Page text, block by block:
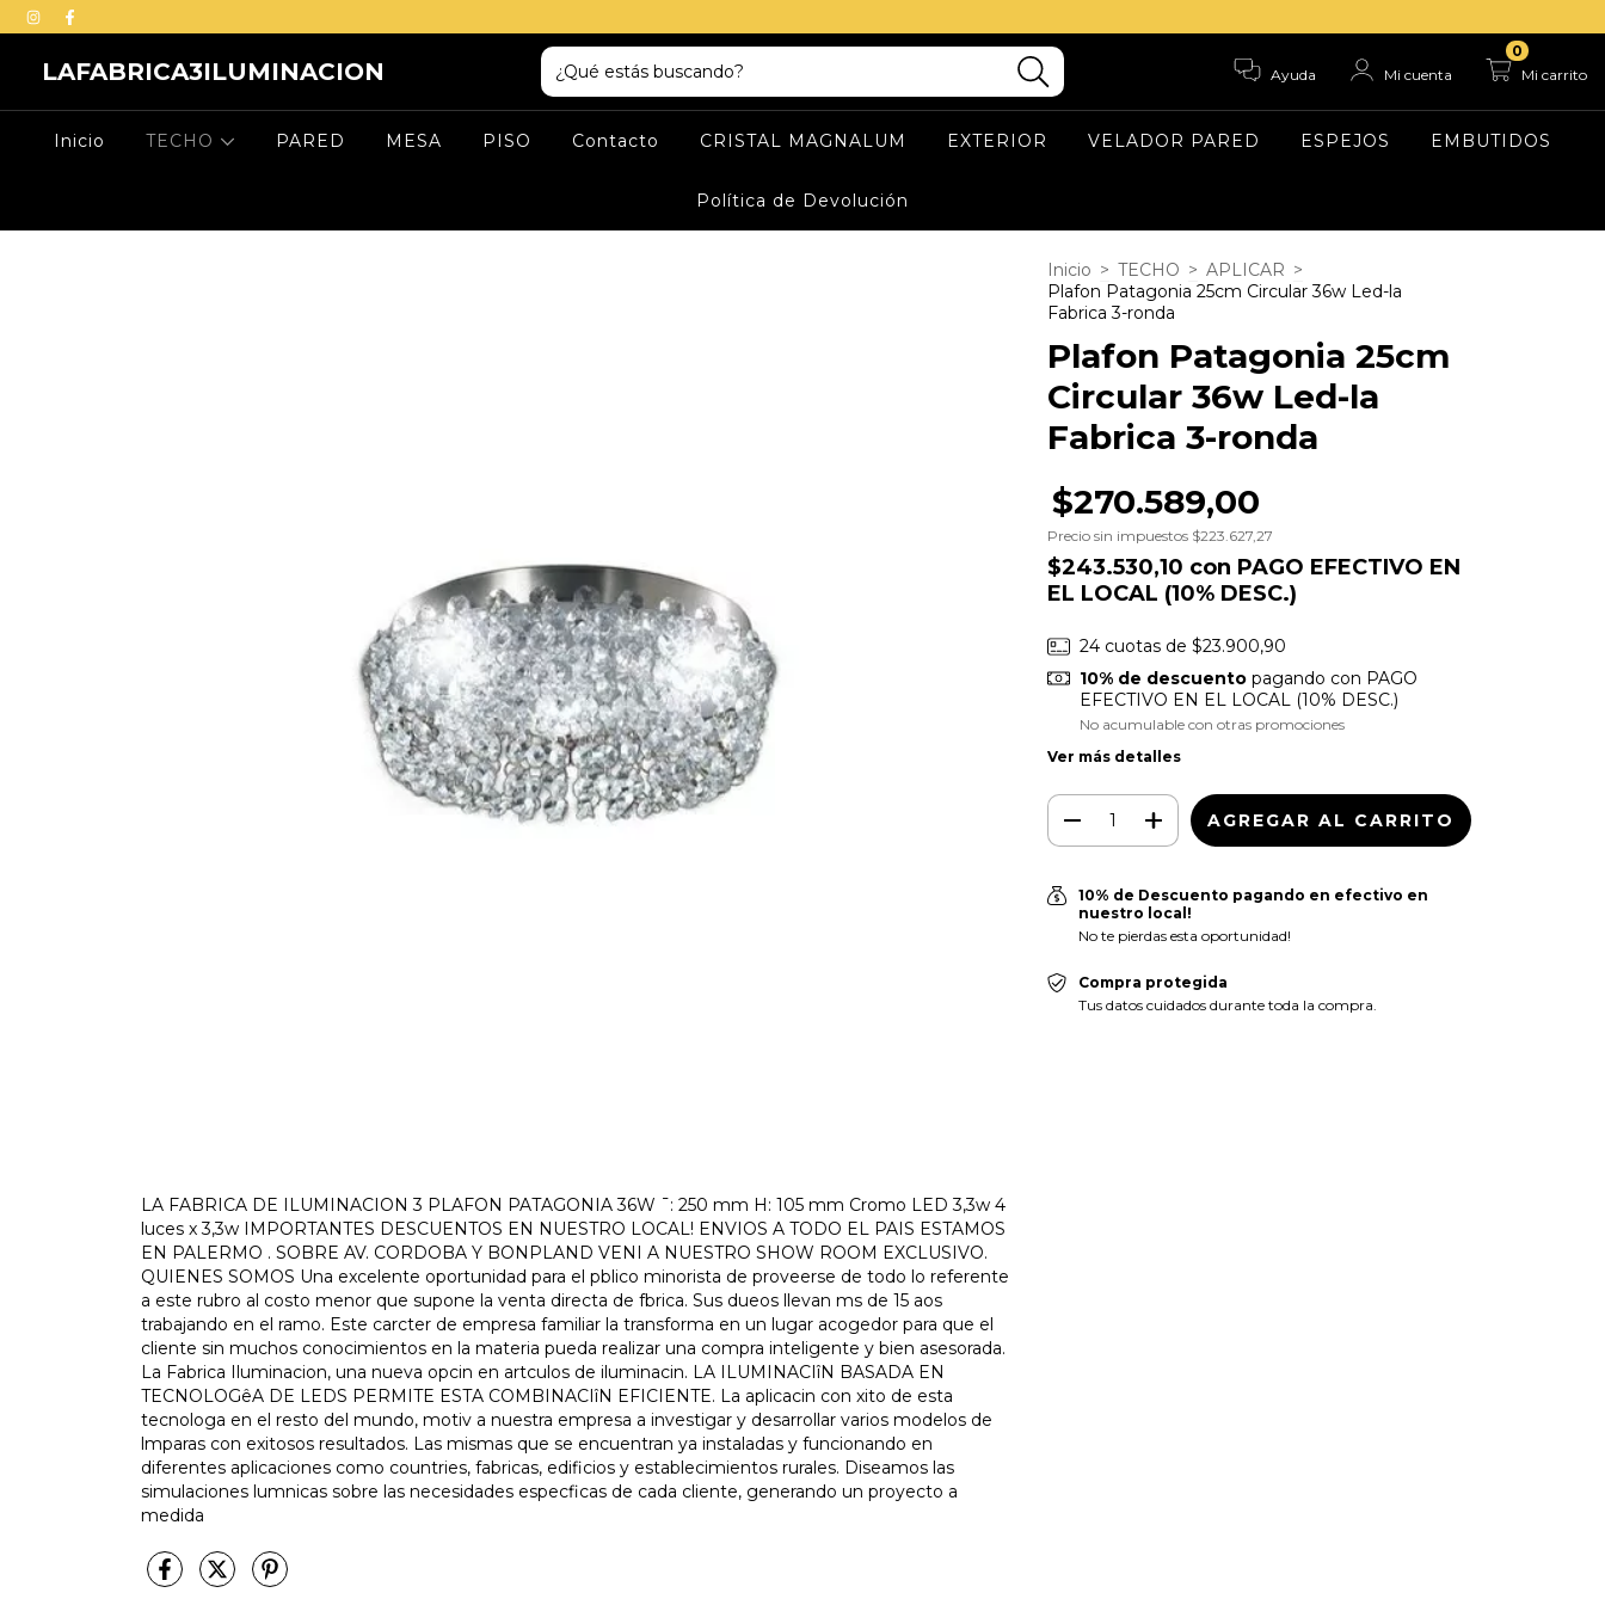
LAFABRICA3ILUMINACION Ayuda Mi cuenta Mi carrito
0
Inicio TECHO PARED MESA PISO Contacto CRISTAL MAGNALUM EXTERIOR VELADOR PARED ESPEJOS EMBUTIDOS
Política de Devolución
LA FABRICA DE ILUMINACION 3 PLAFON PATAGONIA 36W ¯: 250 mm H: 105 mm Cromo LED 3,3w 4
luces x 3,3w IMPORTANTES DESCUENTOS EN NUESTRO LOCAL! ENVIOS A TODO EL PAIS ESTAMOS
EN PALERMO . SOBRE AV. CORDOBA Y BONPLAND VENI A NUESTRO SHOW ROOM EXCLUSIVO.
QUIENES SOMOS Una excelente oportunidad para el pblico minorista de proveerse de todo lo referente
a este rubro al costo menor que supone la venta directa de fbrica. Sus dueos llevan ms de 15 aos
trabajando en el ramo. Este carcter de empresa familiar la transforma en un lugar acogedor para que el
cliente sin muchos conocimientos en la materia pueda realizar una compra inteligente y bien asesorada.
La Fabrica Iluminacion, una nueva opcin en artculos de iluminacin. LA ILUMINACIîN BASADA EN
TECNOLOGêA DE LEDS PERMITE ESTA COMBINACIîN EFICIENTE. La aplicacin con xito de esta
tecnologa en el resto del mundo, motiv a nuestra empresa a investigar y desarrollar varios modelos de
lmparas con exitosos resultados. Las mismas que se encuentran ya instaladas y funcionando en
diferentes aplicaciones como countries, fabricas, edificios y establecimientos rurales. Diseamos las
simulaciones lumnicas sobre las necesidades especficas de cada cliente, generando un proyecto a
medida
Inicio > TECHO > APLICAR >
Plafon Patagonia 25cm Circular 36w Led-la
Fabrica 3-ronda
Plafon Patagonia 25cm
Circular 36w Led-la
Fabrica 3-ronda
$270.589,00
Precio sin impuestos $223.627,27
$243.530,10 con PAGO EFECTIVO EN
EL LOCAL (10% DESC.)
24 cuotas de $23.900,90
10% de descuentopagando con PAGO
EFECTIVO EN EL LOCAL (10% DESC.)
No acumulable con otras promociones
Ver más detalles
10% de Descuento pagando en efectivo en
nuestro local!
No te pierdas esta oportunidad!
Compra protegida
Tus datos cuidados durante toda la compra.